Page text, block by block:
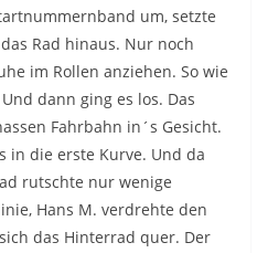
um, setzte
Rad hinaus. Nur noch
im Rollen anziehen. So wie
dann ging es los. Das
Fahrbahn in´s Gesicht.
in die erste Kurve. Und da
rutschte nur wenige
Hans M. verdrehte den
das Hinterrad quer. Der